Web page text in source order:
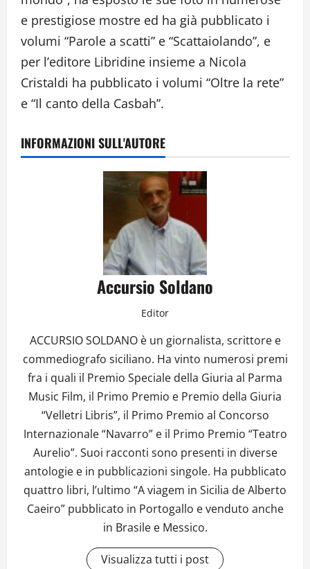
e prestigiose mostre ed ha già pubblicato i
volumi “Parole a scatti” e “Scattaiolando”, e
per l’editore Libridine insieme a Nicola
Cristaldi ha pubblicato i volumi “Oltre la rete”
e “Il canto della Casbah”.
INFORMAZIONI SULL'AUTORE
Accursio Soldano
Editor
ACCURSIO SOLDANO è un giornalista, scrittore e
commediografo siciliano. Ha vinto numerosi premi
fra i quali il Premio Speciale della Giuria al Parma
Music Film, il Primo Premio e Premio della Giuria
“Velletri Libris”, il Primo Premio al Concorso
Internazionale “Navarro” e il Primo Premio “Teatro
Aurelio”. Suoi racconti sono presenti in diverse
antologie e in pubblicazioni singole. Ha pubblicato
quattro libri, l’ultimo “A viagem in Sicilia de Alberto
Caeiro” pubblicato in Portogallo e venduto anche
in Brasile e Messico.
Visualizza tutti i post